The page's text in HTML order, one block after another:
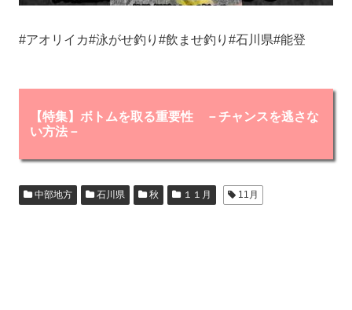
#アオリイカ#泳がせ釣り#飲ませ釣り#石川県#能登
【特集】ボトムを取る重要性 －チャンスを逃さな
い方法－
中部地方 石川県 秋 １１月 11月